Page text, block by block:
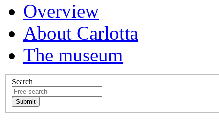
Overview
About Carlotta
The museum
Search